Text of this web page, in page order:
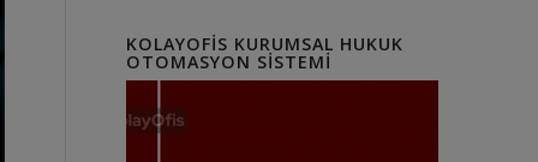
KOLAYOFIS KURUMSAL HUKUK
OTOMASYON SISTEMI